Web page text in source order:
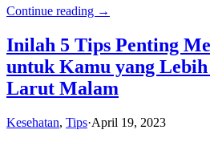
Continue reading →
Inilah 5 Tips Penting
untuk Kamu yang
Larut Malam
Kesehatan, Tips·April 19, 2023